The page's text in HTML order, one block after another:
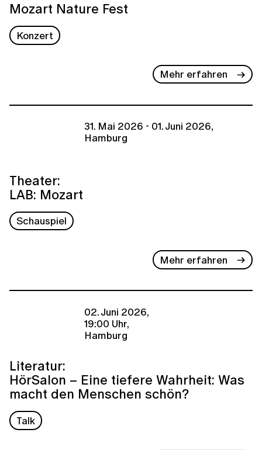
Mozart Nature Fest
Konzert
Mehr erfahren
31. Mai 2026 - 01. Juni 2026,
Hamburg
Theater:
LAB: Mozart
Schauspiel
Mehr erfahren
02. Juni 2026,
19:00 Uhr,
Hamburg
Literatur:
HörSalon – Eine tiefere Wahrheit: Was
macht den Menschen schön?
Talk